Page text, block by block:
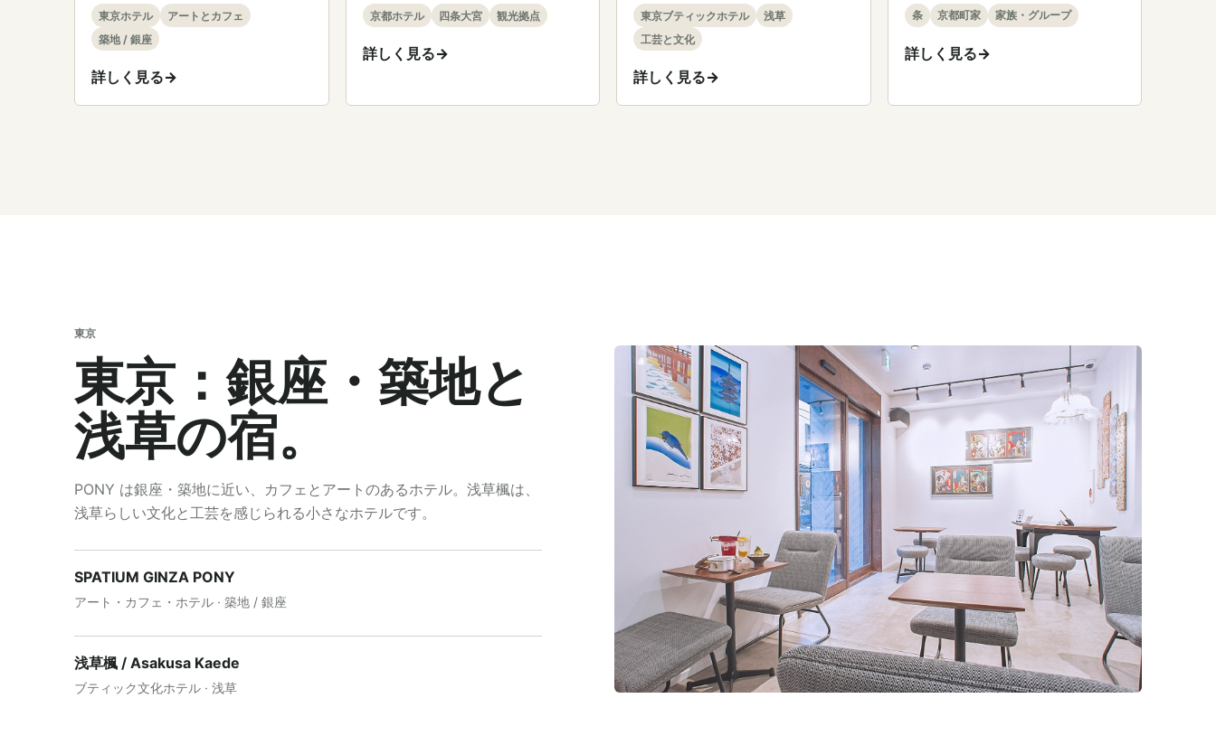
東京ホテル
アートとカフェ
築地 / 銀座
詳しく見る
京都ホテル 四条大宮 観光拠点
詳しく見る
東京ブティックホテル
浅草
工芸と文化
詳しく見る
条 京都町家 家族・グループ
詳しく見る
東京
東京：銀座・築地と
浅草の宿。
PONY は銀座・築地に近い、カフェとアートのあるホテル。浅草楓は、
浅草らしい文化と工芸を感じられる小さなホテルです。
SPATIUM GINZA PONY
アート・カフェ・ホテル · 築地 / 銀座
浅草楓 / Asakusa Kaede
ブティック文化ホテル · 浅草